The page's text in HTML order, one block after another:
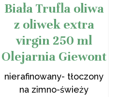
Biała Trufla oliwa
z oliwek extra
virgin 250 ml
Olejarnia Giewont
nierafinowany- tłoczony
na zimno-świeży